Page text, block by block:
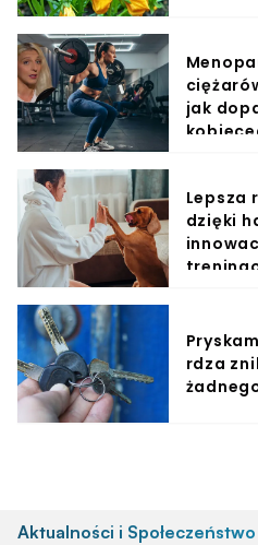
jak
Lepsza
dzięki
rdza
Aktualności i Społeczeństwo